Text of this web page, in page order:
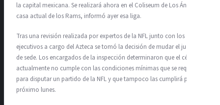
la capital mexicana. Se realizará ahora en el Coliseum de Los Ángeles,
casa actual de los Rams, informó ayer esa liga.
Tras una revisión realizada por expertos de la NFL junto con los
ejecutivos a cargo del Azteca se tomó la decisión de mudar el juego
de sede. Los encargados de la inspección determinaron que el césped
actualmente no cumple con las condiciones mínimas que se requieren
para disputar un partido de la NFL y que tampoco las cumplirá para el
próximo lunes.